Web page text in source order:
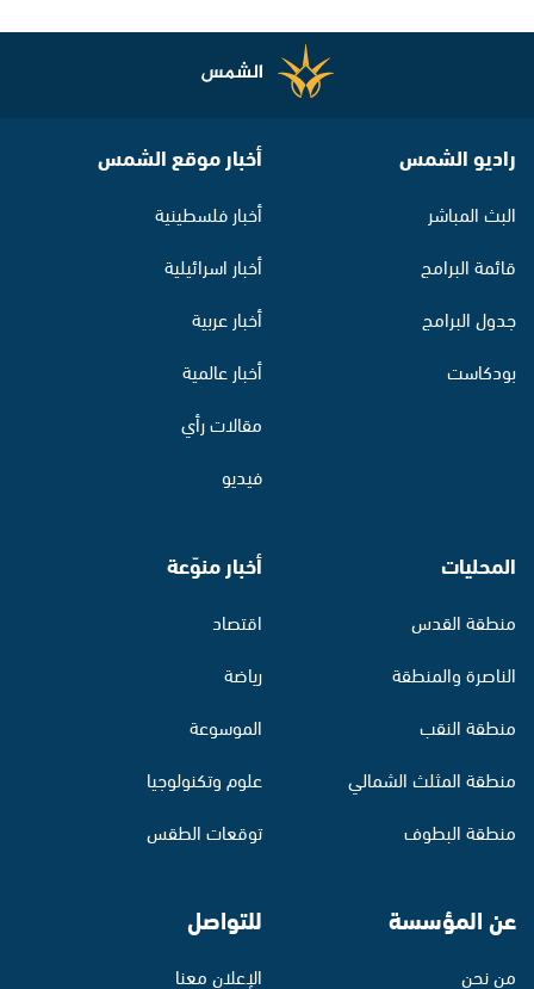
راديو الشمس
البث المباشر
قائمة البرامج
جدول البرامج
بودكاست
أخبار موقع الشمس
أخبار فلسطينية
أخبار اسرائيلية
أخبار عربية
أخبار عالمية
مقالات رأي
فيديو
المحليات
منطقة القدس
الناصرة والمنطقة
منطقة النقب
منطقة المثلث الشمالي
منطقة البطوف
أخبار منوّعة
اقتصاد
رياضة
الموسوعة
علوم وتكنولوجيا
توقعات الطقس
عن المؤسسة
من نحن
للتواصل
الإعلان معنا